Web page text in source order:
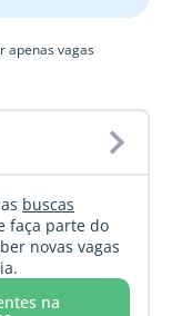
apenas vagas
buscas
faça parte do
novas vagas
na